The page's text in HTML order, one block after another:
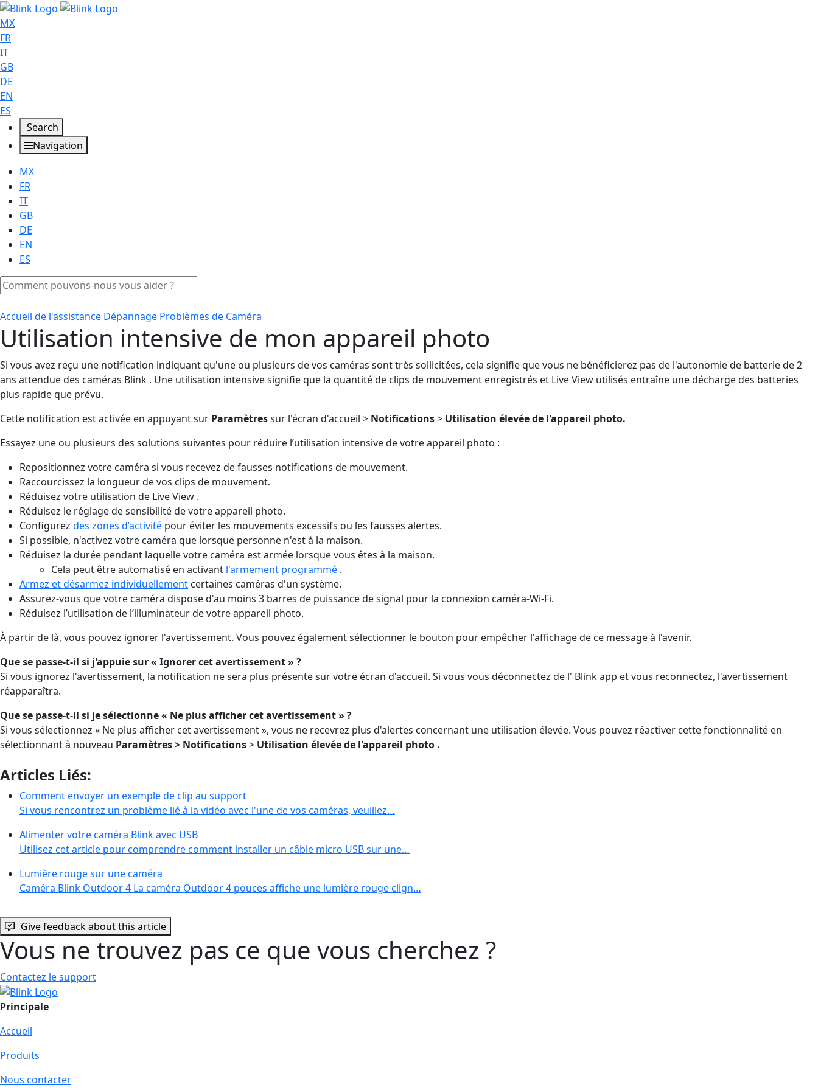
MX
FR
IT
GB
DE
EN
ES
Search
Navigation
MX
FR
IT
GB
DE
EN
ES
Accueil de l'assistance Dépannage Problèmes de Caméra
Utilisation intensive de mon appareil photo
Si vous avez reçu une notification indiquant qu'une ou plusieurs de vos caméras sont très sollicitées, cela signifie que vous ne bénéficierez pas de l'autonomie de batterie de 2
ans attendue des caméras Blink . Une utilisation intensive signifie que la quantité de clips de mouvement enregistrés et Live View utilisés entraîne une décharge des batteries
plus rapide que prévu.
Cette notification est activée en appuyant sur Paramètressur l'écran d'accueil > Notifications> Utilisation élevée de l'appareil photo.
Essayez une ou plusieurs des solutions suivantes pour réduire l’utilisation intensive de votre appareil photo :
Repositionnez votre caméra si vous recevez de fausses notifications de mouvement.
Raccourcissez la longueur de vos clips de mouvement.
Réduisez votre utilisation de Live View .
Réduisez le réglage de sensibilité de votre appareil photo.
Configurez des zones d’activité pour éviter les mouvements excessifs ou les fausses alertes.
Si possible, n'activez votre caméra que lorsque personne n'est à la maison.
Réduisez la durée pendant laquelle votre caméra est armée lorsque vous êtes à la maison.
Cela peut être automatisé en activant l'armement programmé .
Armez et désarmez individuellement certaines caméras d'un système.
Assurez-vous que votre caméra dispose d'au moins 3 barres de puissance de signal pour la connexion caméra-Wi-Fi.
Réduisez l’utilisation de l’illuminateur de votre appareil photo.
À partir de là, vous pouvez ignorer l'avertissement. Vous pouvez également sélectionner le bouton pour empêcher l'affichage de ce message à l'avenir.
Que se passe-t-il si j'appuie sur « Ignorer cet avertissement » ?
Si vous ignorez l'avertissement, la notification ne sera plus présente sur votre écran d'accueil. Si vous vous déconnectez de l' Blink app et vous reconnectez, l'avertissement
réapparaîtra.
Que se passe-t-il si je sélectionne « Ne plus afficher cet avertissement » ?
Si vous sélectionnez « Ne plus afficher cet avertissement », vous ne recevrez plus d'alertes concernant une utilisation élevée. Vous pouvez réactiver cette fonctionnalité en
sélectionnant à nouveau Paramètres > Notifications> Utilisation élevée de l'appareil photo .
Articles Liés:
Comment envoyer un exemple de clip au support
Si vous rencontrez un problème lié à la vidéo avec l'une de vos caméras, veuillez…
Alimenter votre caméra Blink avec USB
Utilisez cet article pour comprendre comment installer un câble micro USB sur une…
Lumière rouge sur une caméra
Caméra Blink Outdoor 4 La caméra Outdoor 4 pouces affiche une lumière rouge clign…
Give feedback about this article
Vous ne trouvez pas ce que vous cherchez ?
Contactez le support
Principale
Accueil
Produits
Nous contacter